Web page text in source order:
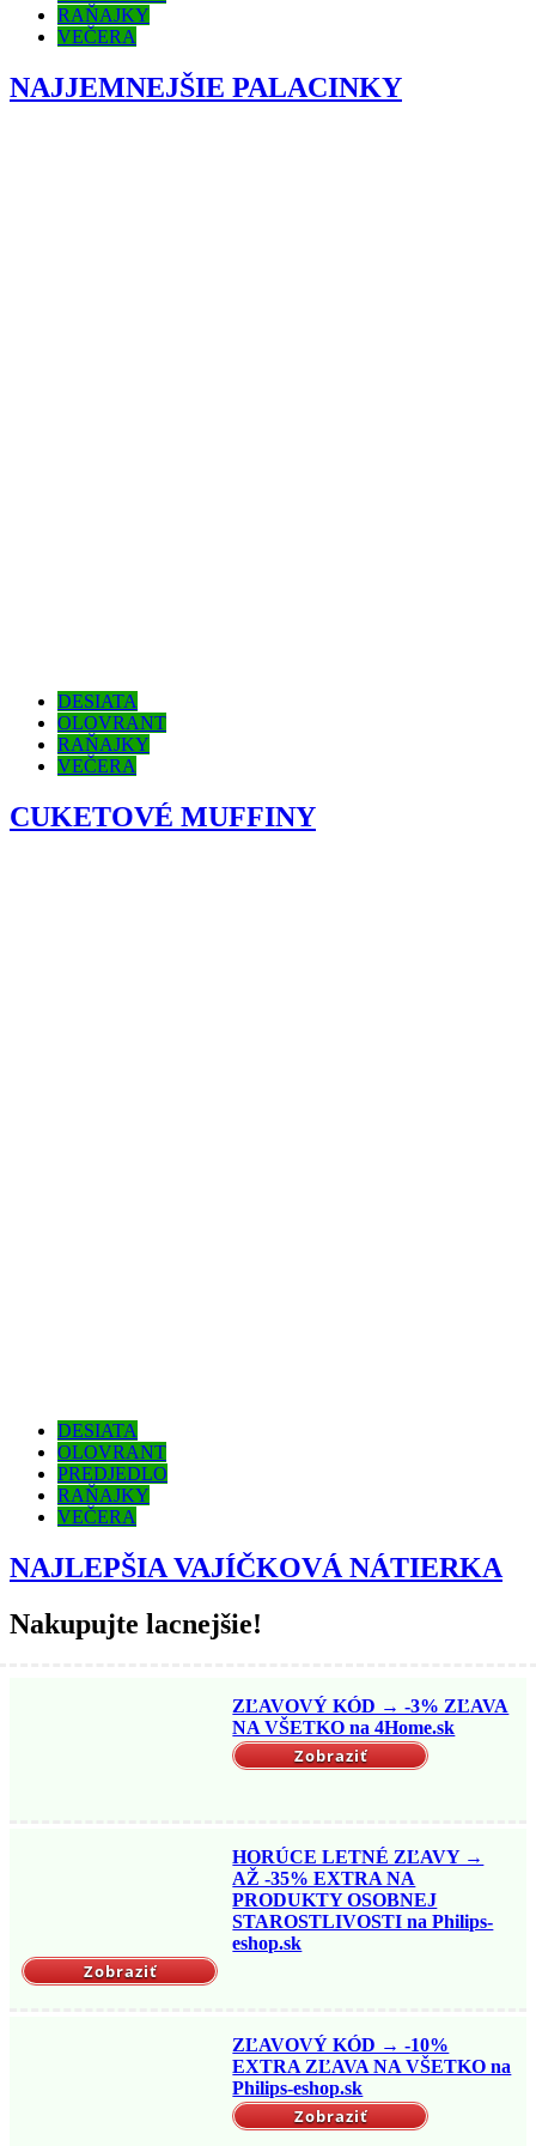
RAŇAJKY
VEČERA
NAJJEMNEJŠIE PALACINKY
DESIATA
OLOVRANT
RAŇAJKY
VEČERA
CUKETOVÉ MUFFINY
DESIATA
OLOVRANT
PREDJEDLO
RAŇAJKY
VEČERA
NAJLEPŠIA VAJÍČKOVÁ NÁTIERKA
Nakupujte lacnejšie!
ZĽAVOVÝ KÓD → -3% ZĽAVA
NA VŠETKO na 4Home.sk
Zobraziť
HORÚCE LETNÉ ZĽAVY →
AŽ -35% EXTRA NA
PRODUKTY OSOBNEJ
STAROSTLIVOSTI na Philips-
eshop.sk
Zobraziť
ZĽAVOVÝ KÓD → -10%
EXTRA ZĽAVA NA VŠETKO na
Philips-eshop.sk
Zobraziť